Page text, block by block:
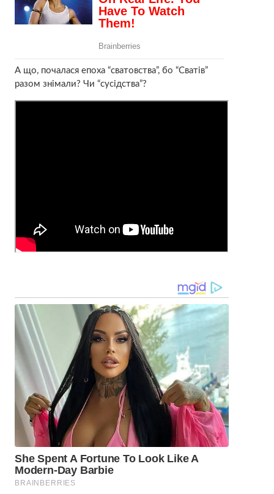
А що, почалася епоха “сватовства”, бо “Сватів”
разом знімали? Чи “сусідства”?